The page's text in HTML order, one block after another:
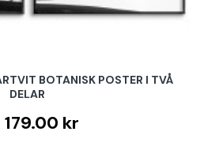
BOTANISK POSTER I TVÅ
DELAR
179.00 kr